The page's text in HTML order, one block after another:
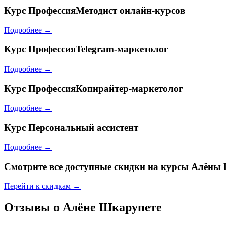
Курс ПрофессияМетодист онлайн-курсов
Подробнее →
Курс ПрофессияTelegram-маркетолог
Подробнее →
Курс ПрофессияКопирайтер-маркетолог
Подробнее →
Курс Персональный ассистент
Подробнее →
Смотрите все доступные скидки на курсы
Перейти к скидкам →
Отзывы о Алёне Шкарупете